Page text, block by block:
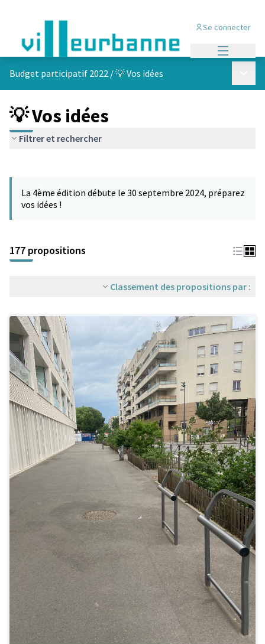
Se connecter
Budget participatif 2022 /💡 Vos idées
💡 Vos idées
Filtrer et rechercher
−
La 4ème édition débute le 30 septembre 2024, préparez
vos idées !
177 propositions
Classement des propositions par :